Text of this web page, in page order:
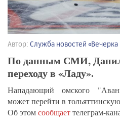
Автор: Служба новостей «Вечерка
По данным СМИ,
переходу в «Ладу».
Нападающий омского
может перейти в
Об этомсообщаеттелеграм-